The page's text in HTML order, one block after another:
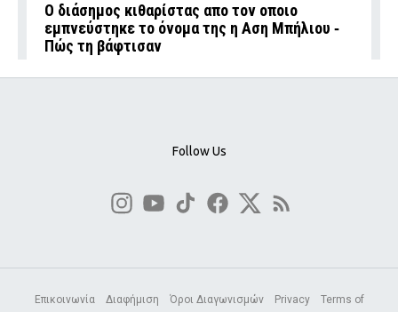
Ο διάσημος κιθαρίστας απο τον οποιο
εμπνεύστηκε το όνομα της η Αση Μπήλιου ‑
Πώς τη βάφτισαν
Follow Us
Επικοινωνία Διαφήμιση Όροι Διαγωνισμών Privacy Terms of